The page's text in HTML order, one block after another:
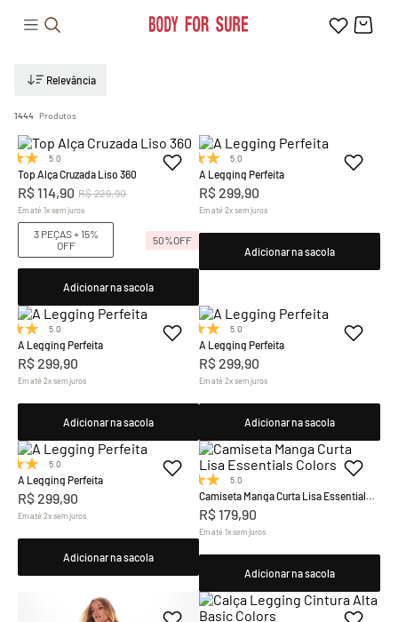
Relevância
1444 Produtos
5.0
Top Alça Cruzada Liso 360
R$114,90 R$229,90
Em até1xsem juros
3 PEÇAS + 15%
OFF
50%OFF
Adicionar na sacola
5.0
A Legging Perfeita
R$299,90
Em até2xsem juros
Adicionar na sacola
5.0
A Legging Perfeita
R$299,90
Em até2xsem juros
Adicionar na sacola
5.0
A Legging Perfeita
R$299,90
Em até2xsem juros
Adicionar na sacola
5.0
A Legging Perfeita
R$299,90
Em até2xsem juros
Adicionar na sacola
5.0
Camiseta Manga Curta Lisa Essentials
Colors
R$179,90
Em até1xsem juros
Adicionar na sacola